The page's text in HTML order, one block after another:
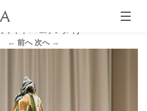
2123 × 1413
かあこ ヘアアレンジセミナ
← 前へ 次へ →